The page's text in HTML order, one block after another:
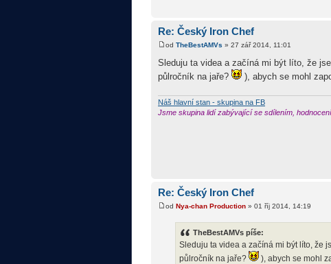
Re: Český Iron Chef
od TheBestAMVs » 27 zář 2014, 11:01
Sleduju ta videa a začíná mi být líto, že
půlročník na jaře?
), abych se mohl
Náš hlavní stan - skupina na FB
Jsme skupina lidí zabývající se sdílením,
Re: Český Iron Chef
od Nya-chan Production » 01 říj 2014, 14:19
TheBestAMVs píše:
Sleduju ta videa a začíná mi být líto, že
půlročník na jaře?
), abych se mohl